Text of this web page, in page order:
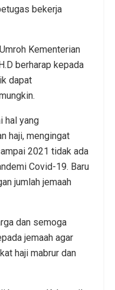
bekerja
Kementerian
berharap kepada
dapat
hal yang
haji, mengingat
2021 tidak ada
Covid-19. Baru
jumlah jemaah
dan semoga
jemaah agar
haji mabrur dan